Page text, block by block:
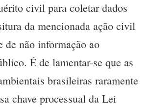
civil para coletar dados
da mencionada ação civil
de não informação ao
É de lamentar-se que as
brasileiras raramente
chave processual da Lei